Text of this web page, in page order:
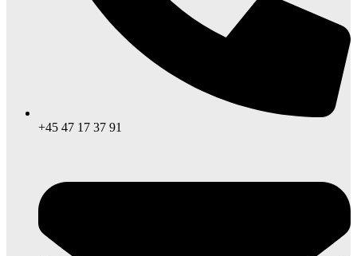
+45 47 17 37 91